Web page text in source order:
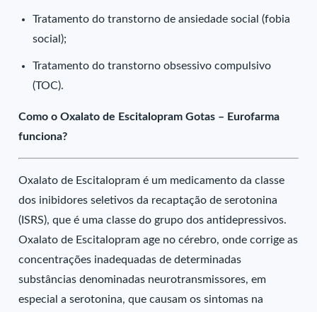
Tratamento do transtorno de ansiedade social (fobia
social);
Tratamento do transtorno obsessivo compulsivo
(TOC).
Como o Oxalato de Escitalopram Gotas – Eurofarma
funciona?
Oxalato de Escitalopram é um medicamento da classe
dos inibidores seletivos da recaptação de serotonina
(ISRS), que é uma classe do grupo dos antidepressivos.
Oxalato de Escitalopram age no cérebro, onde corrige as
concentrações inadequadas de determinadas
substâncias denominadas neurotransmissores, em
especial a serotonina, que causam os sintomas na